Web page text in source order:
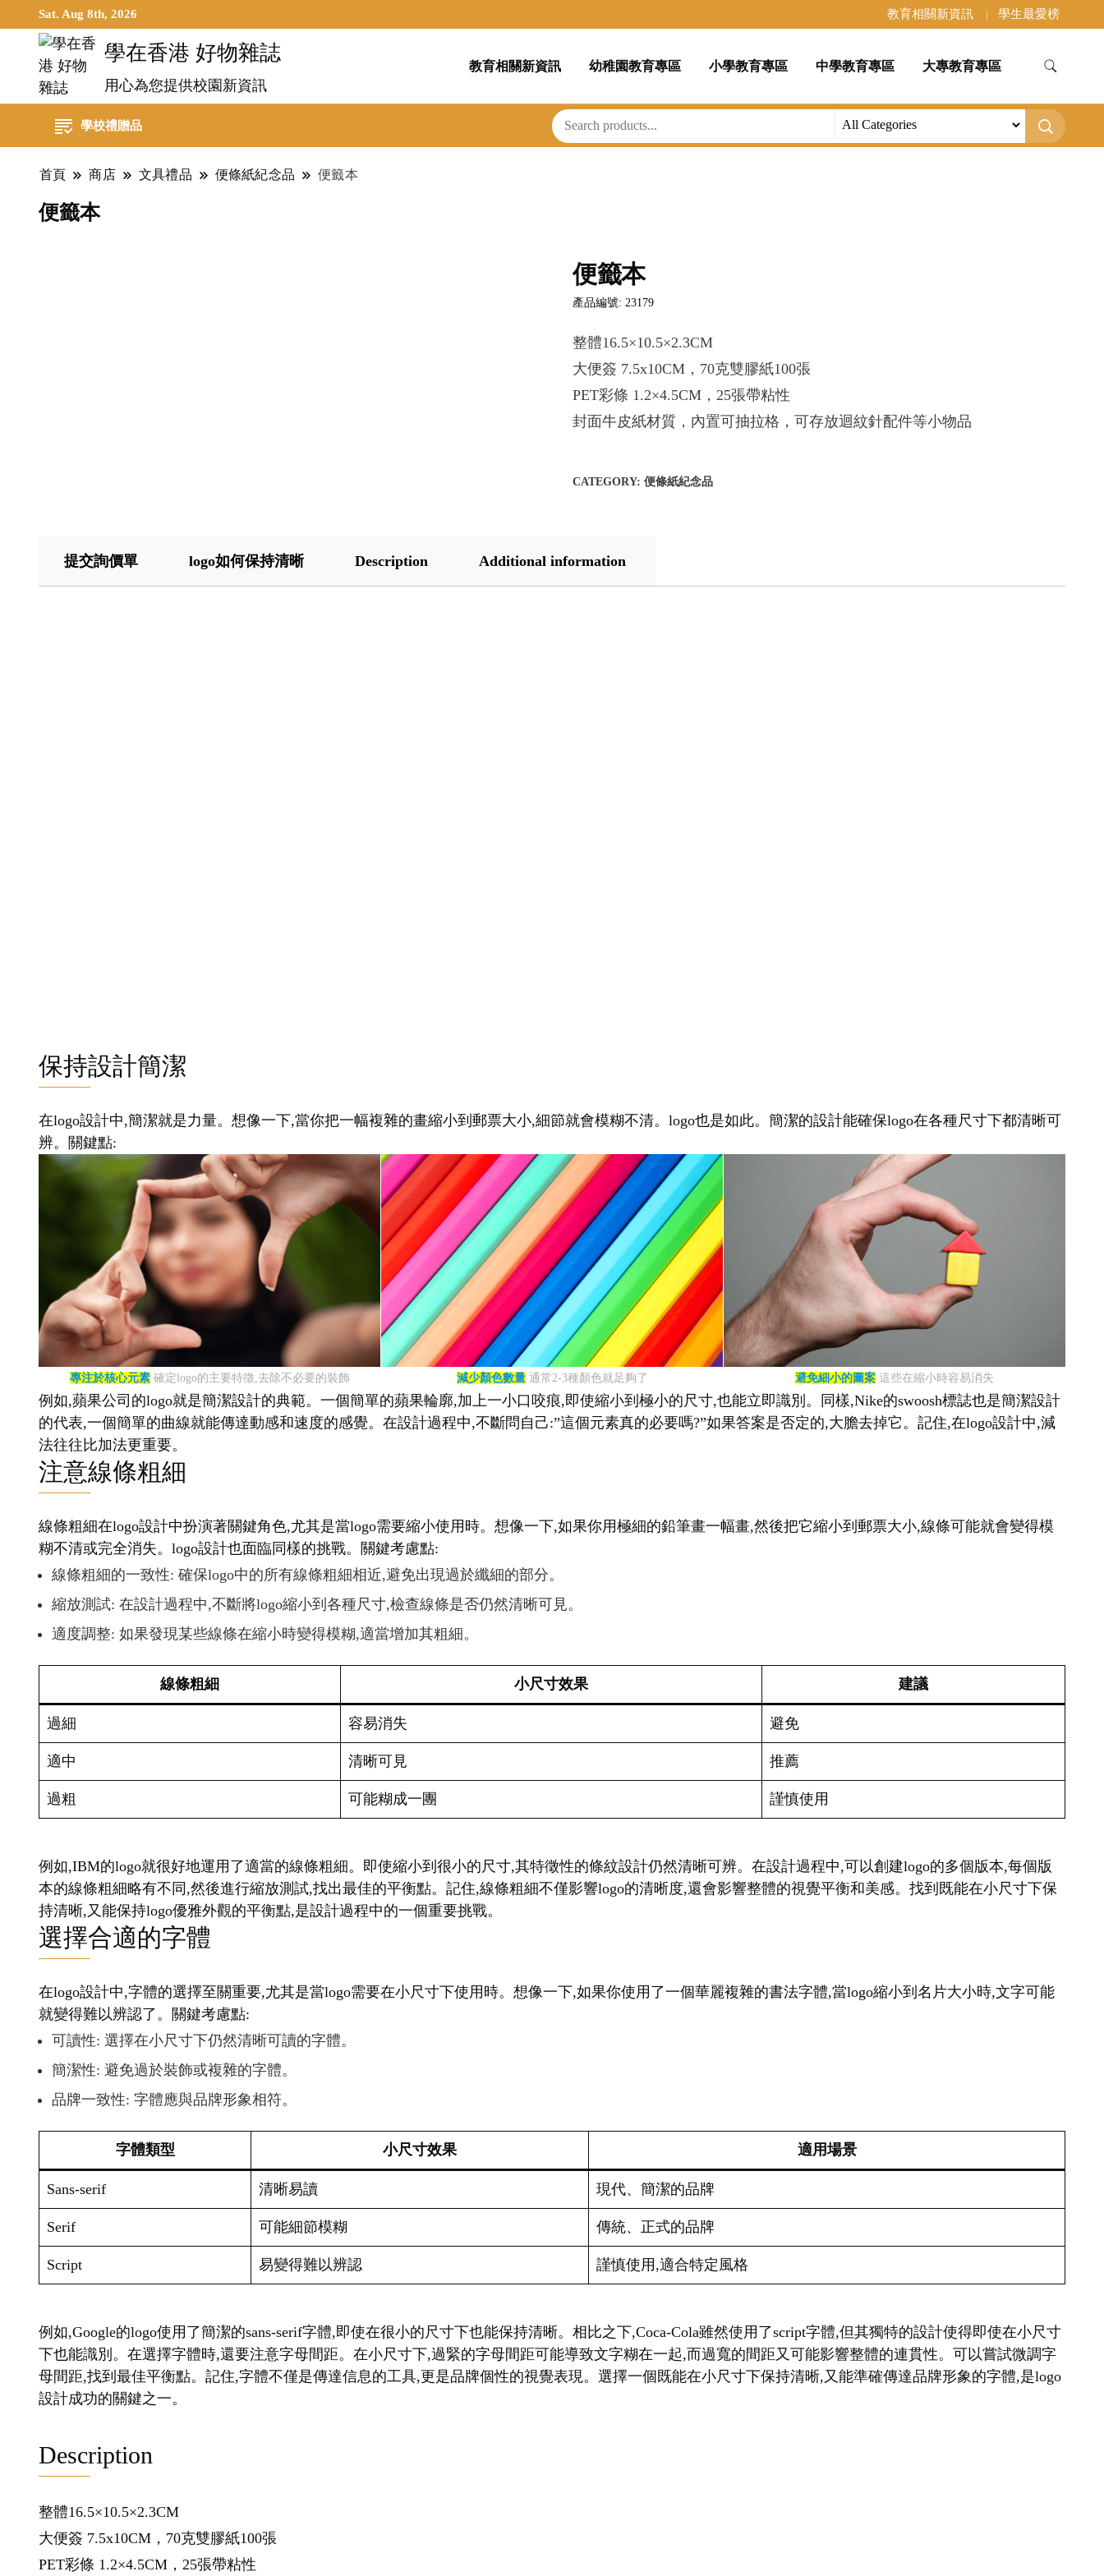
Sat. Aug 8th, 2026 教育相關新資訊 學生最愛榜
學在香港 好物雜誌
用心為您提供校園新資訊
教育相關新資訊 幼稚園教育專區 小學教育專區 中學教育專區 大專教育專區
學校禮贈品
首頁 商店 文具禮品 便條紙紀念品 便籤本
便籤本
便籤本
產品編號: 23179
整體16.5×10.5×2.3CM
大便簽 7.5x10CM，70克雙膠紙100張
PET彩條 1.2×4.5CM，25張帶粘性
封面牛皮紙材質，內置可抽拉格，可存放迴紋針配件等小物品
CATEGORY: 便條紙紀念品
提交詢價單 logo如何保持清晰 Description Additional information
保持設計簡潔
在logo設計中,簡潔就是力量。想像一下,當你把一幅複雜的畫縮小到郵票大小,細節就會模糊不清。logo也是如此。簡潔的設計能確保logo在各種尺寸下都清晰可
辨。關鍵點:
專注於核心元素確定logo的主要特徵,去除不必要的裝飾 減少顏色數量通常2-3種顏色就足夠了 避免細小的圖案這些在縮小時容易消失
例如,蘋果公司的logo就是簡潔設計的典範。一個簡單的蘋果輪廓,加上一小口咬痕,即使縮小到極小的尺寸,也能立即識別。同樣,Nike的swoosh標誌也是簡潔設計
的代表,一個簡單的曲線就能傳達動感和速度的感覺。在設計過程中,不斷問自己:”這個元素真的必要嗎?”如果答案是否定的,大膽去掉它。記住,在logo設計中,減
法往往比加法更重要。
注意線條粗細
線條粗細在logo設計中扮演著關鍵角色,尤其是當logo需要縮小使用時。想像一下,如果你用極細的鉛筆畫一幅畫,然後把它縮小到郵票大小,線條可能就會變得模
糊不清或完全消失。logo設計也面臨同樣的挑戰。關鍵考慮點:
線條粗細的一致性: 確保logo中的所有線條粗細相近,避免出現過於纖細的部分。
縮放測試: 在設計過程中,不斷將logo縮小到各種尺寸,檢查線條是否仍然清晰可見。
適度調整: 如果發現某些線條在縮小時變得模糊,適當增加其粗細。
線條粗細 小尺寸效果 建議
過細 容易消失 避免
適中 清晰可見 推薦
過粗 可能糊成一團 謹慎使用
例如,IBM的logo就很好地運用了適當的線條粗細。即使縮小到很小的尺寸,其特徵性的條紋設計仍然清晰可辨。在設計過程中,可以創建logo的多個版本,每個版
本的線條粗細略有不同,然後進行縮放測試,找出最佳的平衡點。記住,線條粗細不僅影響logo的清晰度,還會影響整體的視覺平衡和美感。找到既能在小尺寸下保
持清晰,又能保持logo優雅外觀的平衡點,是設計過程中的一個重要挑戰。
選擇合適的字體
在logo設計中,字體的選擇至關重要,尤其是當logo需要在小尺寸下使用時。想像一下,如果你使用了一個華麗複雜的書法字體,當logo縮小到名片大小時,文字可能
就變得難以辨認了。關鍵考慮點:
可讀性: 選擇在小尺寸下仍然清晰可讀的字體。
簡潔性: 避免過於裝飾或複雜的字體。
品牌一致性: 字體應與品牌形象相符。
字體類型 小尺寸效果 適用場景
Sans-serif 清晰易讀 現代、簡潔的品牌
Serif 可能細節模糊 傳統、正式的品牌
Script 易變得難以辨認 謹慎使用,適合特定風格
例如,Google的logo使用了簡潔的sans-serif字體,即使在很小的尺寸下也能保持清晰。相比之下,Coca-Cola雖然使用了script字體,但其獨特的設計使得即使在小尺寸
下也能識別。在選擇字體時,還要注意字母間距。在小尺寸下,過緊的字母間距可能導致文字糊在一起,而過寬的間距又可能影響整體的連貫性。可以嘗試微調字
母間距,找到最佳平衡點。記住,字體不僅是傳達信息的工具,更是品牌個性的視覺表現。選擇一個既能在小尺寸下保持清晰,又能準確傳達品牌形象的字體,是logo
設計成功的關鍵之一。
Description
整體16.5×10.5×2.3CM
大便簽 7.5x10CM，70克雙膠紙100張
PET彩條 1.2×4.5CM，25張帶粘性